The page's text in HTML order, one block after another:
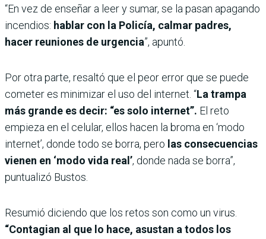
“En vez de enseñar a leer y sumar, se la pasan apagando
incendios: hablar con la Policía, calmar padres,
hacer reuniones de urgencia”, apuntó.
Por otra parte, resaltó que el peor error que se puede
cometer es minimizar el uso del internet. “La trampa
más grande es decir: “es solo internet”. El reto
empieza en el celular, ellos hacen la broma en ‘modo
internet’, donde todo se borra, pero las consecuencias
vienen en ‘modo vida real’, donde nada se borra”,
puntualizó Bustos.
Resumió diciendo que los retos son como un virus.
“Contagian al que lo hace, asustan a todos los